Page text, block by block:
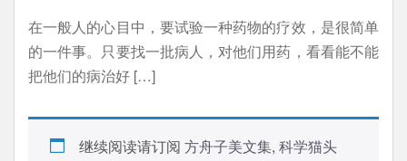
在一般人的心目中，要试验一种药物的疗效，是很简单
的一件事。只要找一批病人，对他们用药，看看能不能
把他们的病治好 […]
继续阅读请订阅 方舟子美文集, 科学猫头